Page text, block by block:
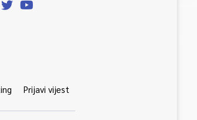
Prijavi vijest